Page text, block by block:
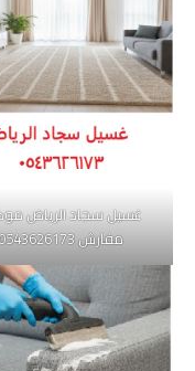
غسيل سجاد الرياض موكيت
مفارش 0543626173